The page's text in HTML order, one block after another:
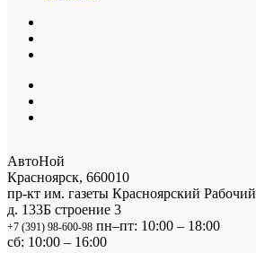
АвтоНой
Красноярск, 660010
пр-кт им. газеты Красноярский Рабочий
д. 133Б строение 3
+7 (391) 98-600-98 пн–пт: 10:00 – 18:00
сб: 10:00 – 16:00